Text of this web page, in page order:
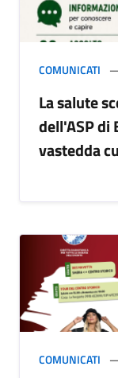
COMUNICATI
La salute
dell'ASP di
vastedda
COMUNICATI